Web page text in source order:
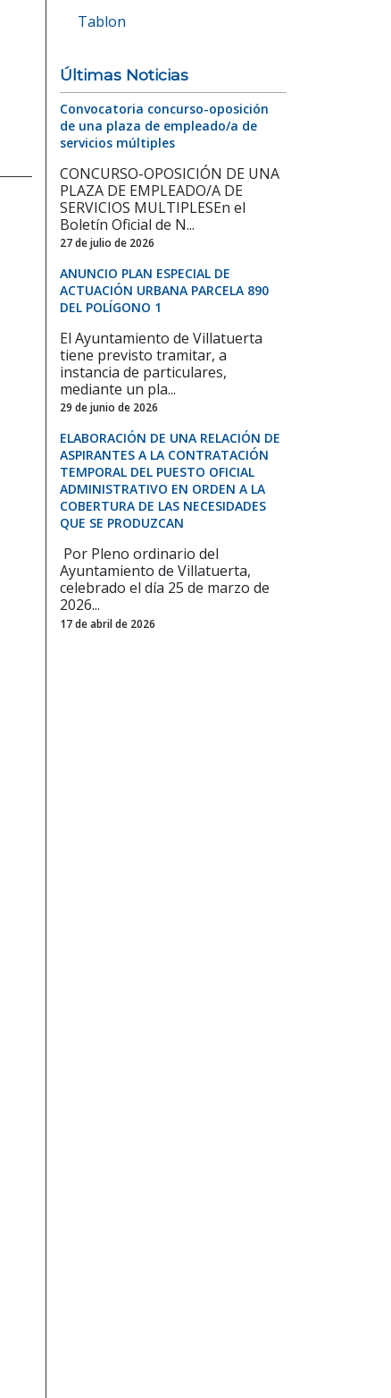
Tablon
Últimas Noticias
Convocatoria concurso-oposición
de una plaza de empleado/a de
servicios múltiples
CONCURSO-OPOSICIÓN DE UNA
PLAZA DE EMPLEADO/A DE
SERVICIOS MULTIPLESEn el
Boletín Oficial de N...
27 de julio de 2026
ANUNCIO PLAN ESPECIAL DE
ACTUACIÓN URBANA PARCELA 890
DEL POLÍGONO 1
El Ayuntamiento de Villatuerta
tiene previsto tramitar, a
instancia de particulares,
mediante un pla...
29 de junio de 2026
ELABORACIÓN DE UNA RELACIÓN DE
ASPIRANTES A LA CONTRATACIÓN
TEMPORAL DEL PUESTO OFICIAL
ADMINISTRATIVO EN ORDEN A LA
COBERTURA DE LAS NECESIDADES
QUE SE PRODUZCAN
Por Pleno ordinario del
Ayuntamiento de Villatuerta,
celebrado el día 25 de marzo de
2026...
17 de abril de 2026